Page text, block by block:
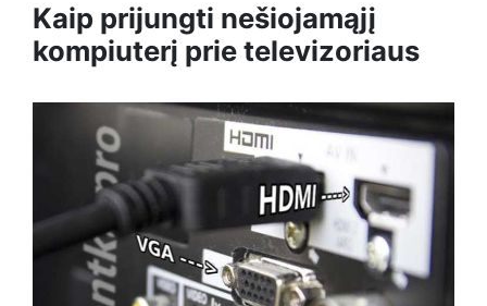
Kaip prijungti nešiojamąjį
kompiuterį prie televizoriaus